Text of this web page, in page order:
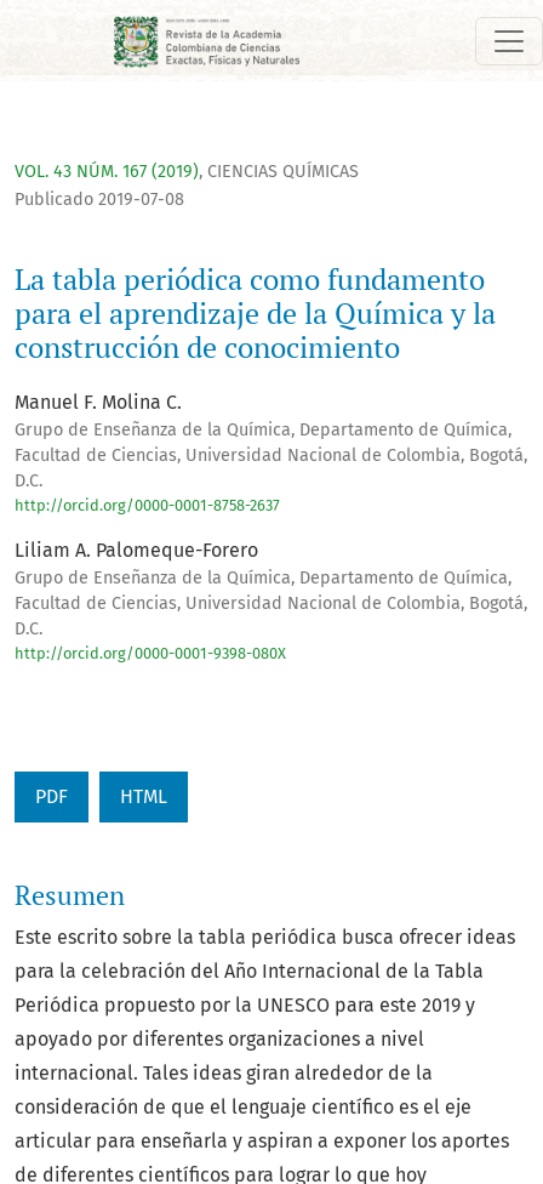
La tabla periódica como fundamento para el aprendizaje
VOL. 43 NÚM. 167 (2019), CIENCIAS QUÍMICAS
La tabla periódica como fundamento
para el aprendizaje de la Química y la
construcción de conocimiento
Publicado 2019-07-08
Manuel F. Molina C.
Grupo de Enseñanza de la Química, Departamento de Química,
Facultad de Ciencias, Universidad Nacional de Colombia, Bogotá,
D.C.
http://orcid.org/0000-0001-8758-2637
Liliam A. Palomeque-Forero
Grupo de Enseñanza de la Química, Departamento de Química,
Facultad de Ciencias, Universidad Nacional de Colombia, Bogotá,
D.C.
http://orcid.org/0000-0001-9398-080X
PDF HTML
Resumen
Este escrito sobre la tabla periódica busca ofrecer ideas
para la celebración del Año Internacional de la Tabla
Periódica propuesto por la UNESCO para este 2019 y
apoyado por diferentes organizaciones a nivel
internacional. Tales ideas giran alrededor de la
consideración de que el lenguaje científico es el eje
articular para enseñarla y aspiran a exponer los aportes
de diferentes científicos para lograr lo que hoy